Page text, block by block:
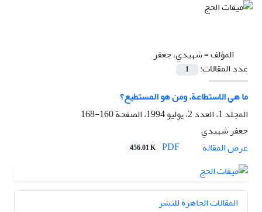
المؤلف =شهيدي، جعفر
عدد المقالات:
1
ما هي الاستطاعة، ومن هو المستطيع؟
المجلد 1، العدد 2، يوليو 1994، الصفحة
160-168
جعفر شهيدي
عرض المقالة
456.01 K
المقالات الجاهزة للنشر